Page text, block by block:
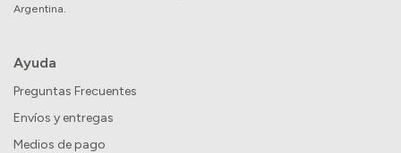
Argentina.
Ayuda
Preguntas Frecuentes
Envíos y entregas
Medios de pago